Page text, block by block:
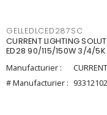
GELLEDLCED287SC
CURRENT LIGHTING
ED28 90/115/150W 3/4/5K
Manufacturier :
# Manufacturier : 93312102